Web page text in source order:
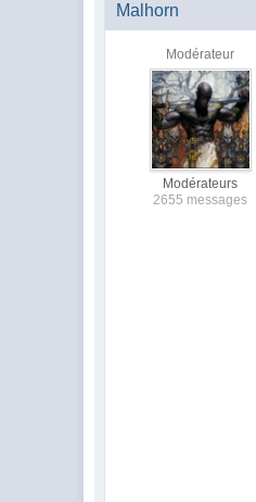
Malhorn
Modérateur
Modérateurs
2655 messages